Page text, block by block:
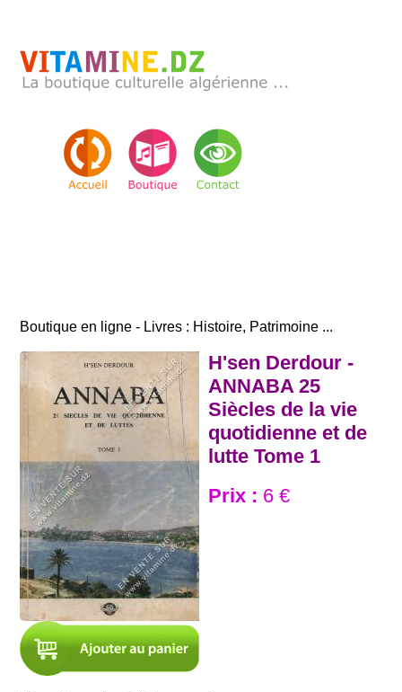
Boutique en ligne - Livres : Histoire, Patrimoine ...
H'sen Derdour -
ANNABA 25
Siècles de la vie
quotidienne et de
lutte Tome 1
Prix : 6 €